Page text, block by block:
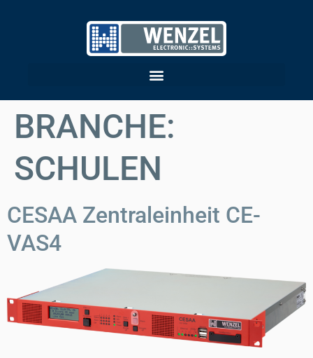
BRANCHE:
SCHULEN
CESAA Zentraleinheit CE-
VAS4